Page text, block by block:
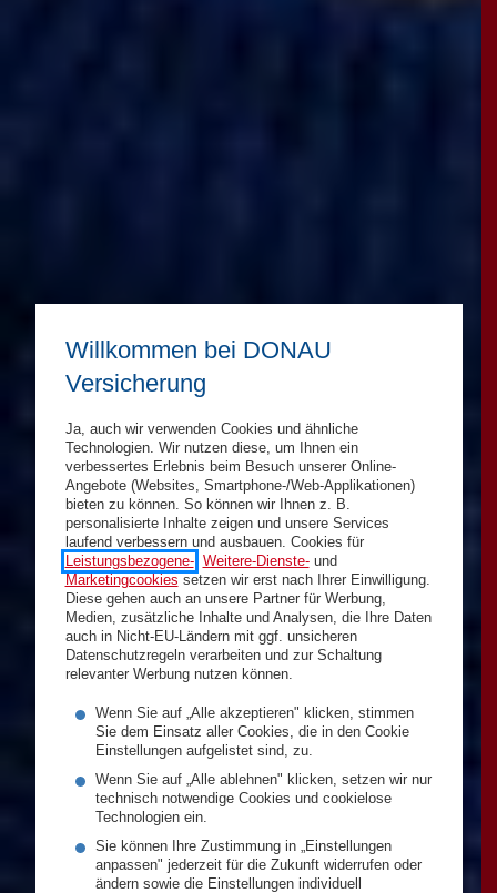
Willkommen bei DONAU
Versicherung
Ja, auch wir verwenden Cookies und ähnliche
Technologien. Wir nutzen diese, um Ihnen ein
verbessertes Erlebnis beim Besuch unserer Online-
Angebote (Websites, Smartphone-/Web-Applikationen)
bieten zu können. So können wir Ihnen z. B.
personalisierte Inhalte zeigen und unsere Services
laufend verbessern und ausbauen. Cookies für
Leistungsbezogene-, Weitere-Dienste-und
Marketingcookies setzen wir erst nach Ihrer Einwilligung.
Diese gehen auch an unsere Partner für Werbung,
Medien, zusätzliche Inhalte und Analysen, die Ihre Daten
auch in Nicht-EU-Ländern mit ggf. unsicheren
Datenschutzregeln verarbeiten und zur Schaltung
relevanter Werbung nutzen können.
Wenn Sie auf „Alle akzeptieren" klicken, stimmen
Sie dem Einsatz aller Cookies, die in den Cookie
Einstellungen aufgelistet sind, zu.
Wenn Sie auf „Alle ablehnen" klicken, setzen wir nur
technisch notwendige Cookies und cookielose
Technologien ein.
Sie können Ihre Zustimmung in „Einstellungen
anpassen" jederzeit für die Zukunft widerrufen oder
ändern sowie die Einstellungen individuell